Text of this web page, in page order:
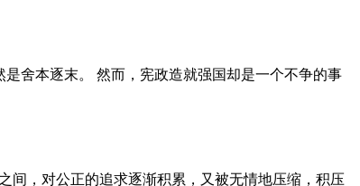
舍本逐末。 然而，宪政造就强国却是一个不争的事
间，对公正的追求逐渐积累，又被无情地压缩，积压